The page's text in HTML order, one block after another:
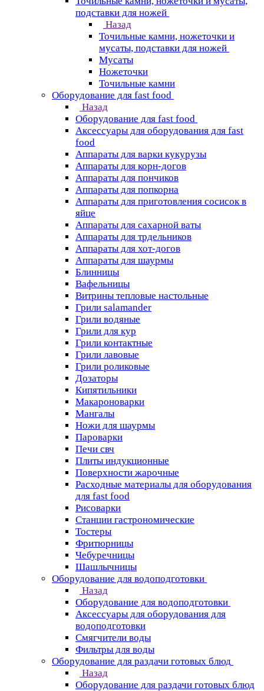
подставки для ножей
Назад
Точильные камни, ножеточки и
мусаты, подставки для ножей
Мусаты
Ножеточки
Точильные камни
Оборудование для fast food
Назад
Оборудование для fast food
Аксессуары для оборудования для fast
food
Аппараты для варки кукурузы
Аппараты для корн-догов
Аппараты для пончиков
Аппараты для попкорна
Аппараты для приготовления сосисок в
яйце
Аппараты для сахарной ваты
Аппараты для трдельников
Аппараты для хот-догов
Аппараты для шаурмы
Блинницы
Вафельницы
Витрины тепловые настольные
Грили salamander
Грили водяные
Грили для кур
Грили контактные
Грили лавовые
Грили роликовые
Дозаторы
Кипятильники
Макароноварки
Мангалы
Ножи для шаурмы
Пароварки
Печи свч
Плиты индукционные
Поверхности жарочные
Расходные материалы для оборудования
для fast food
Рисоварки
Станции гастрономические
Тостеры
Фритюрницы
Чебуречницы
Шашлычницы
Оборудование для водоподготовки
Назад
Оборудование для водоподготовки
Аксессуары для оборудования для
водоподготовки
Смягчители воды
Фильтры для воды
Оборудование для раздачи готовых блюд
Назад
Оборудование для раздачи готовых блюд